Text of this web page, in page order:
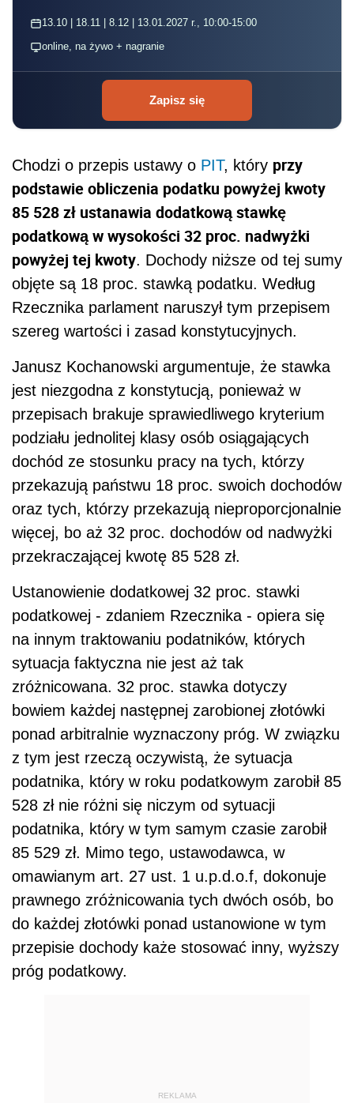
13.10 | 18.11 | 8.12 | 13.01.2027 r., 10:00-15:00
online, na żywo + nagranie
Zapisz się
Chodzi o przepis ustawy o PIT, który przy
podstawie obliczenia podatku powyżej kwoty
85 528 zł ustanawia dodatkową stawkę
podatkową w wysokości 32 proc. nadwyżki
powyżej tej kwoty. Dochody niższe od tej sumy
objęte są 18 proc. stawką podatku. Według
Rzecznika parlament naruszył tym przepisem
szereg wartości i zasad konstytucyjnych.
Janusz Kochanowski argumentuje, że stawka
jest niezgodna z konstytucją, ponieważ w
przepisach brakuje sprawiedliwego kryterium
podziału jednolitej klasy osób osiągających
dochód ze stosunku pracy na tych, którzy
przekazują państwu 18 proc. swoich dochodów
oraz tych, którzy przekazują nieproporcjonalnie
więcej, bo aż 32 proc. dochodów od nadwyżki
przekraczającej kwotę 85 528 zł.
Ustanowienie dodatkowej 32 proc. stawki
podatkowej - zdaniem Rzecznika - opiera się
na innym traktowaniu podatników, których
sytuacja faktyczna nie jest aż tak
zróżnicowana. 32 proc. stawka dotyczy
bowiem każdej następnej zarobionej złotówki
ponad arbitralnie wyznaczony próg. W związku
z tym jest rzeczą oczywistą, że sytuacja
podatnika, który w roku podatkowym zarobił 85
528 zł nie różni się niczym od sytuacji
podatnika, który w tym samym czasie zarobił
85 529 zł. Mimo tego, ustawodawca, w
omawianym art. 27 ust. 1 u.p.d.o.f, dokonuje
prawnego zróżnicowania tych dwóch osób, bo
do każdej złotówki ponad ustanowione w tym
przepisie dochody każe stosować inny, wyższy
próg podatkowy.
REKLAMA